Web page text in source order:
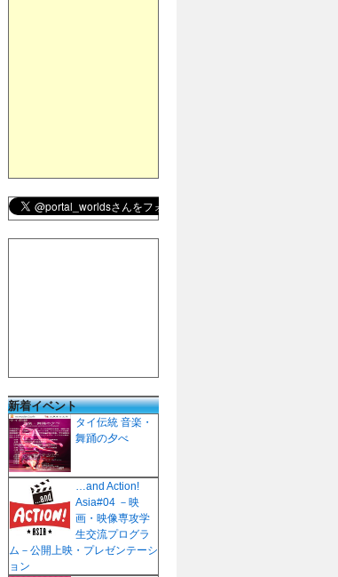
新着イベント
タイ伝統 音楽・
舞踊の夕べ
…and Action!
Asia#04 －映
画・映像専攻学
生交流プログラ
ム－公開上映・プレゼンテーシ
ョン